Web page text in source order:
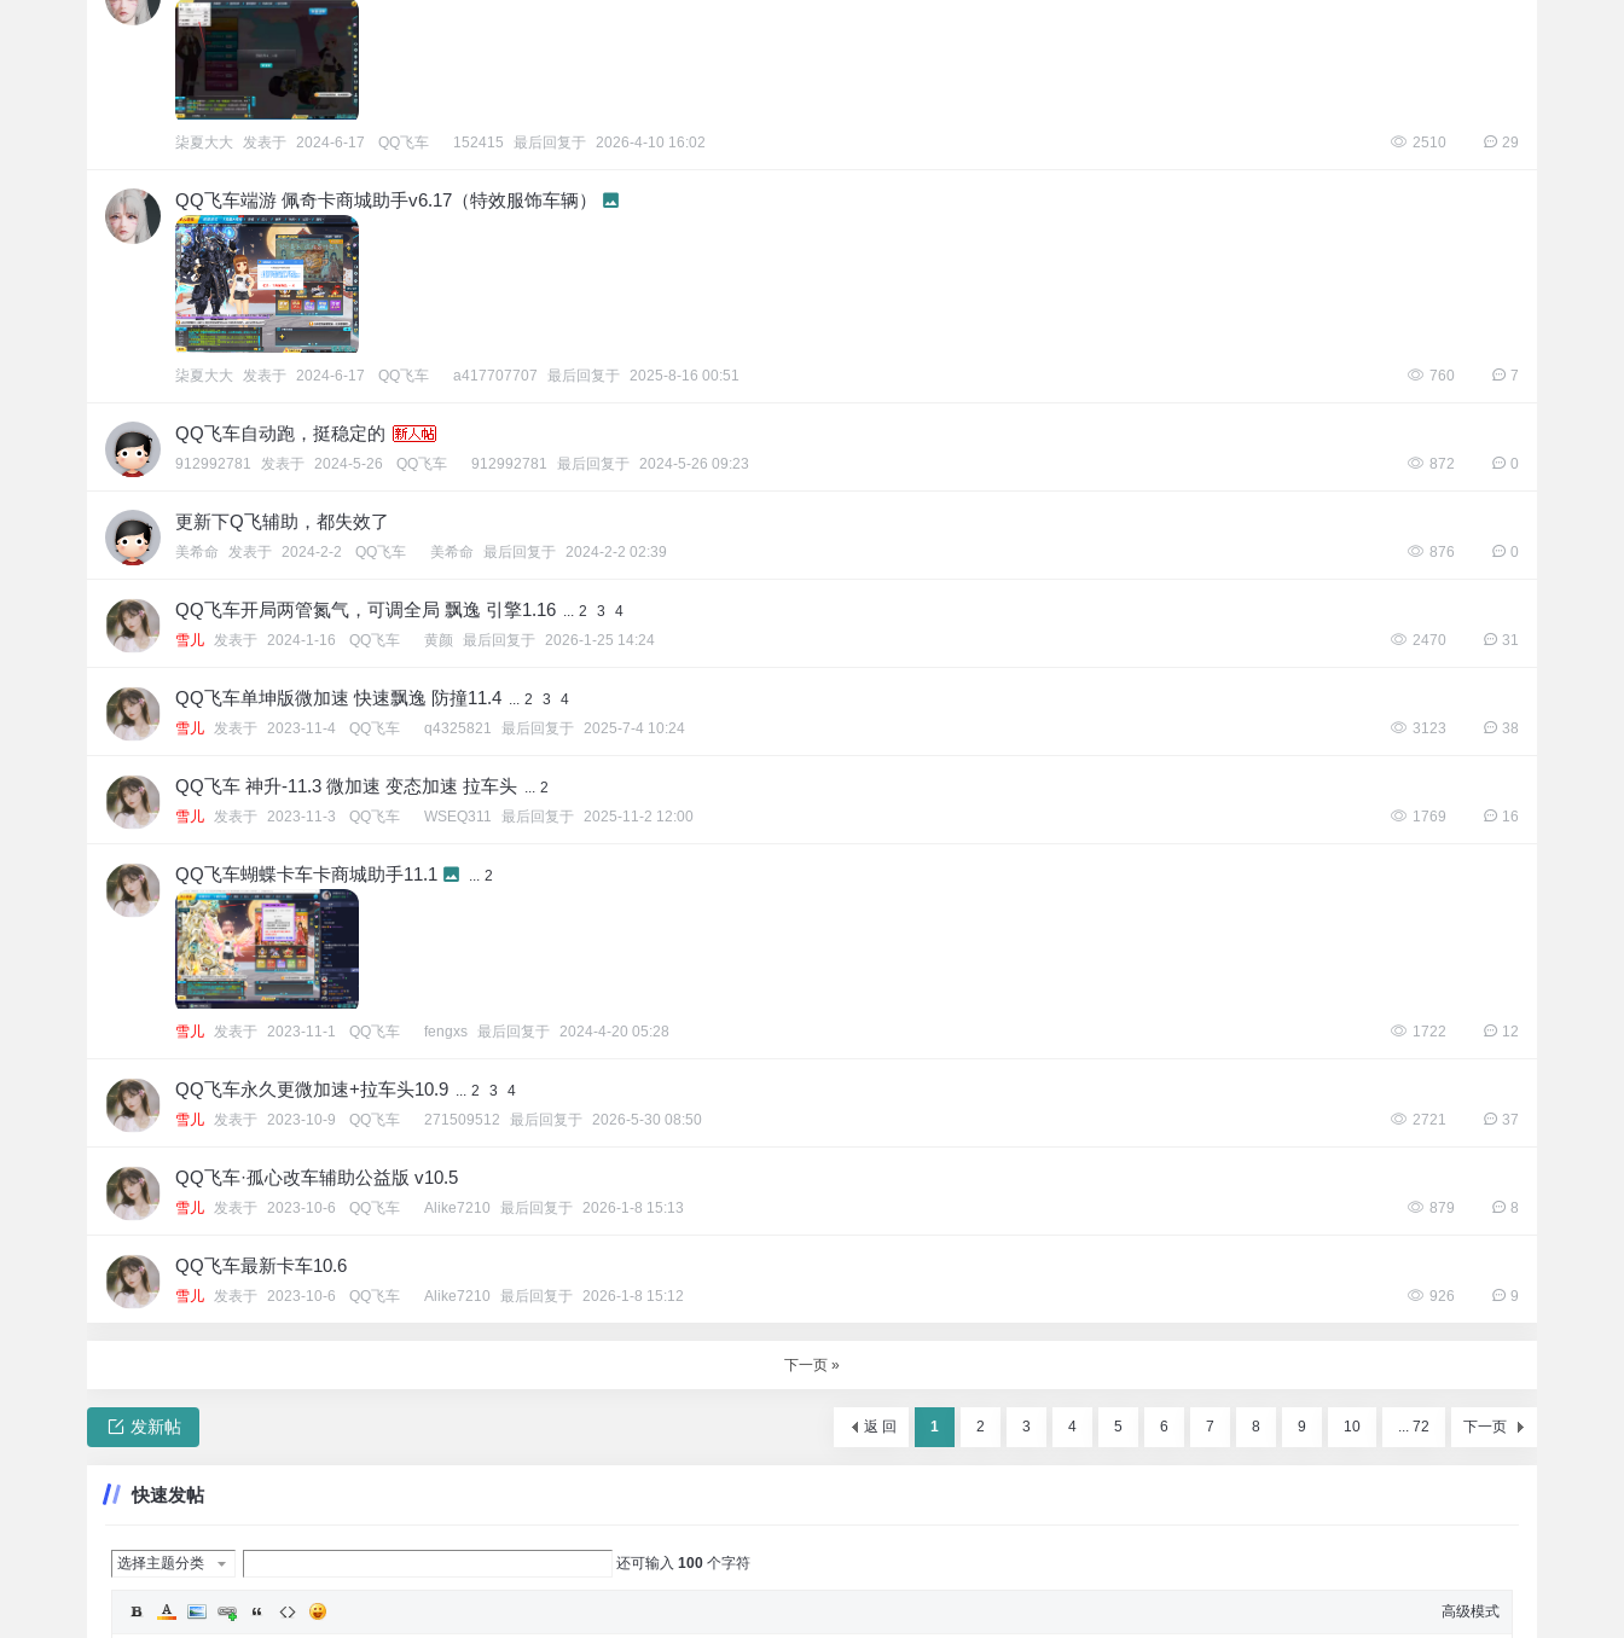
柒夏大大 发表于 2024-6-17 QQ飞车 152415 最后回复于 2026-4-10 16:02 29
2510
QQ飞车端游 佩奇卡商城助手v6.17（特效服饰车辆）
柒夏大大 发表于 2024-6-17 QQ飞车 a417707707 最后回复于 2025-8-16 00:51 7
760
QQ飞车自动跑，挺稳定的
912992781 发表于 2024-5-26 QQ飞车 912992781 最后回复于 2024-5-26 09:23 0
872
更新下Q飞辅助，都失效了
美希命 发表于 2024-2-2 QQ飞车 美希命 最后回复于 2024-2-2 02:39 0
876
QQ飞车开局两管氮气，可调全局 飘逸 引擎1.16 ... 2 3
4
雪儿 发表于 2024-1-16 QQ飞车 黄颜 最后回复于 2026-1-25 14:24 31
2470
QQ飞车单坤版微加速 快速飘逸 防撞11.4 ... 2 3
4
雪儿 发表于 2023-11-4 QQ飞车 q4325821 最后回复于 2025-7-4 10:24 38
3123
QQ飞车 神升-11.3 微加速 变态加速 拉车头 ... 2
雪儿 发表于 2023-11-3 QQ飞车 WSEQ311 最后回复于 2025-11-2 12:00 16
1769
QQ飞车蝴蝶卡车卡商城助手11.1 ... 2
雪儿 发表于 2023-11-1 QQ飞车 fengxs 最后回复于 2024-4-20 05:28 12
1722
QQ飞车永久更微加速+拉车头10.9 ... 2 3
4
雪儿 发表于 2023-10-9 QQ飞车 271509512 最后回复于 2026-5-30 08:50 37
2721
QQ飞车·孤心改车辅助公益版 v10.5
雪儿 发表于 2023-10-6 QQ飞车 Alike7210 最后回复于 2026-1-8 15:13 8
879
QQ飞车最新卡车10.6
雪儿 发表于 2023-10-6 QQ飞车 Alike7210 最后回复于 2026-1-8 15:12 9
926
下一页 »
1 2 3 4 5 6 7 8 9 10 ... 72 下一页
返 回
发新帖
快速发帖
选择主题分类 还可输入 100 个字符
高级模式